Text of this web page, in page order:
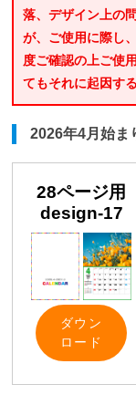
落、デザイン上の
が、ご使用に際し
度ご確認の上ご使
てもそれに起因す
2026年4月始ま
28ページ用
design-17
ダウン
ロード